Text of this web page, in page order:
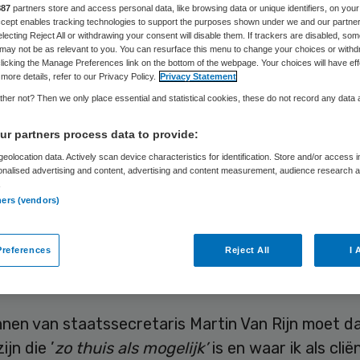
wonen als u oud bent? Op deze veel gestelde
een bijeenkomst over woonvormen voor
fraaie vergezichten: met een groep vrienden in
een appartementje in de stad, verhuizen naar
vaak over een andere boeg. Tegen de tijd dat ik
ik vast dementie en aangezien ik grote kans heb
voor sta, hoop ik dat een verpleeghuis een fijne
van staatssecretaris Martin Van Rijn moet
die ’zo thuis als mogelijk’is en waar ik als
partners store and access personal data, like browsing data or unique identifiers, on your
enables tracking technologies to support the purposes shown under we and our
Reject All or withdrawing your consent will disable them. If trackers are disabled,
not be as relevant to you. You can resurface this menu to change your choices or
the Manage Preferences link on the bottom of the webpage. Your choices will have
details, refer to our Privacy Policy. Privacy Statement
not? Then we only place essential and statistical cookies, these do not record any data
partners process data to provide:
data. Actively scan device characteristics for identification. Store and/or access
advertising and content, advertising and content measurement, audience research
(vendors)
Reject All I